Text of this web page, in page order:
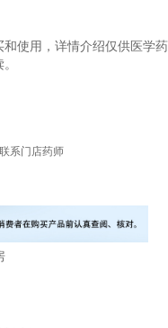
使用，详情介绍仅供医学药
系门店药师